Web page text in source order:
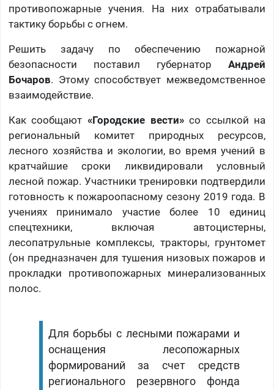
противопожарные учения. На них отрабатывали
тактику борьбы с огнем.
Решить задачу по обеспечению пожарной
безопасности поставил губернаторАндрей
Бочаров. Этому способствует межведомственное
взаимодействие.
Как сообщают «Городские вести»со ссылкой на
региональный комитет природных ресурсов,
лесного хозяйства и экологии, во время учений в
кратчайшие сроки ликвидировали условный
лесной пожар. Участники тренировки подтвердили
готовность к пожароопасному сезону 2019 года. В
учениях принимало участие более 10 единиц
спецтехники, включая автоцистерны,
лесопатрульные комплексы, тракторы, грунтомет
(он предназначен для тушения низовых пожаров и
прокладки противопожарных минерализованных
полос.
Для борьбы с лесными пожарами и
оснащения лесопожарных
формирований за счет средств
регионального резервного фонда